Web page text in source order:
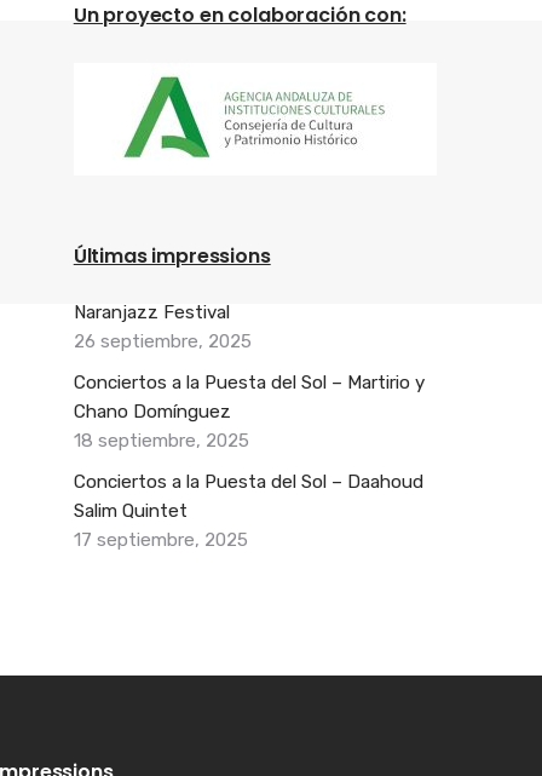
Un proyecto en colaboración con:
Últimas impressions
Naranjazz Festival
26 septiembre, 2025
Conciertos a la Puesta del Sol – Martirio y
Chano Domínguez
18 septiembre, 2025
Conciertos a la Puesta del Sol – Daahoud
Salim Quintet
17 septiembre, 2025